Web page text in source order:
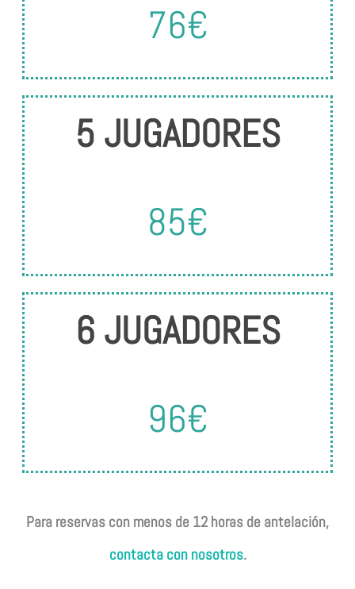
76€
5 JUGADORES
85€
6 JUGADORES
96€
Para reservas con menos de 12 horas de antelación,
contacta con nosotros.